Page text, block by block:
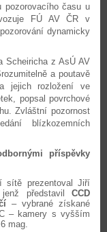
pozorovacího času u
FÚ AV ČR v
dynamicky
Scheiricha z AsÚ AV
a poutavě
jejich rozložení ve
popsal povrchové
Zvláštní pozornost
blízkozemních
příspěvky
sítě prezentoval Jiří
představil CCD
– vybrané získané
– kamery s vyšším
mag.